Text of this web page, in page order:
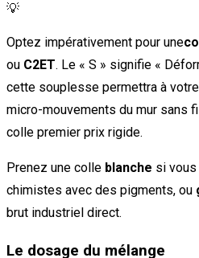
💡
Optez impérativement pour une
ou C2ET. Le « S » signifie «
cette souplesse permettra à
micro-mouvements du mur sans
colle premier prix rigide.
Prenez une colle blanche si
chimistes avec des pigments, ou
brut industriel direct.
Le dosage du mélange